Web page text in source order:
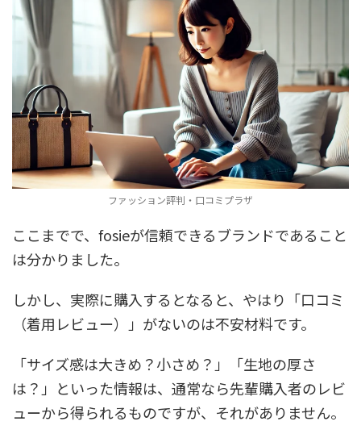
ファッション評判・口コミプラザ
ここまでで、fosieが信頼できるブランドであること
は分かりました。
しかし、実際に購入するとなると、やはり「口コミ
（着用レビュー）」がないのは不安材料です。
「サイズ感は大きめ？小さめ？」「生地の厚さ
は？」といった情報は、通常なら先輩購入者のレビ
ューから得られるものですが、それがありません。